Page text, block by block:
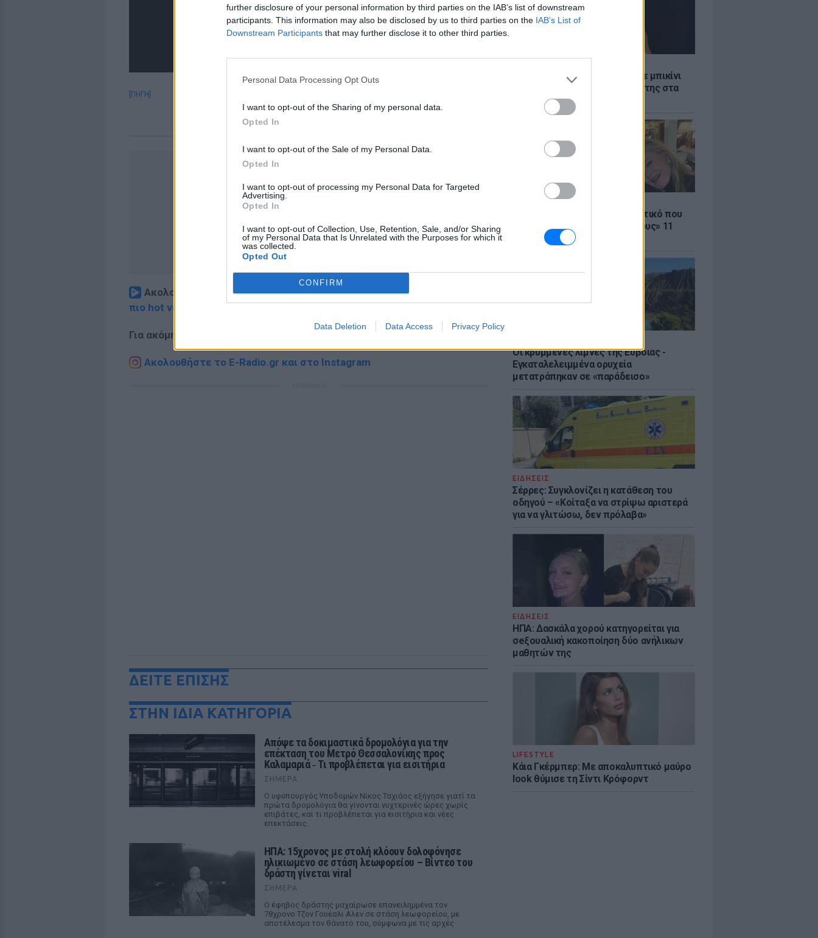
further disclosure of your personal information by third parties on the IAB’s list of downstream
participants. This information may also be disclosed by us to third parties on the IAB’s List of
Downstream Participants that may further disclose it to other third parties.
Personal Data Processing Opt Outs
I want to opt-out of the Sharing of my personal data.
Opted In
I want to opt-out of the Sale of my Personal Data.
Opted In
I want to opt-out of processing my Personal Data for Targeted
Advertising.
Opted In
I want to opt-out of Collection, Use, Retention, Sale, and/or Sharing
of my Personal Data that Is Unrelated with the Purposes for which it
was collected.
Opted Out
CONFIRM
Data Deletion Data Access Privacy Policy
Η Τατιάνα Στεφανίδου φόρεσε μπικίνι
και εντυπωσίασε με το κορμί της στα
καταγάλανα νερά του Ιονίου
LIFESTYLE
Μπαντέρας – Γκρίφιθ: Το μυστικό που
τους κρατά «καλύτερους φίλους» 11
χρόνια μετά
Οι κρυμμένες λίμνες της Εύβοιας -
Εγκαταλελειμμένα ορυχεία
μετατράπηκαν σε «παράδεισο»
ΕΙΔΗΣΕΙΣ
Σέρρες: Συγκλονίζει η κατάθεση του
οδηγού – «Κοίταξα να στρίψω αριστερά
για να γλιτώσω, δεν πρόλαβα»
ΕΙΔΗΣΕΙΣ
ΗΠΑ: Δασκάλα χορού κατηγορείται για
σeξουαλική κακοποίηση δύο ανήλικων
μαθητών της
LIFESTYLE
Κάια Γκέρμπερ: Με αποκαλυπτικό μαύρο
look θύμισε τη Σίντι Κρόφορντ
[ΠΗΓΗ]
Ακολουθήστε το E-Radio.gr στοGoogle Newsκαι μάθετε πρώτοι
πιο hot νέα
Για ακόμη περισσότερα ροή ειδήσεων του E-Daily.gr
Ακολουθήστε το E-Radio.gr και στο Instagram
ΔΕΙΤΕ ΕΠΙΣΗΣ
ΣΤΗΝ ΙΔΙΑ ΚΑΤΗΓΟΡΙΑ
Απόψε τα δοκιμαστικά δρομολόγια για την
επέκταση του Μετρό Θεσσαλονίκης προς
Καλαμαριά ‑ Τι προβλέπεται για εισιτήρια
ΣΉΜΕΡΑ
Ο υφυπουργός Υποδομών Νίκος Ταχιάος εξήγησε γιατί τα
πρώτα δρομολόγια θα γίνονται νυχτερινές ώρες χωρίς
επιβάτες, και τι προβλέπεται για εισιτήρια και νέες
επεκτάσεις.
ΗΠΑ: 15χρονος με στολή κλόουν δολοφόνησε
ηλικιωμένο σε στάση λεωφορείου – Βίντεο του
δράστη γίνεται viral
ΣΉΜΕΡΑ
Ο έφηβος δράστης μαχαίρωσε επανειλημμένα τον
78χρονο Τζον Γουέσλι Αλεν σε στάση λεωφορείου, με
αποτέλεσμα τον θάνατό του, σύμφωνα με τις αρχές